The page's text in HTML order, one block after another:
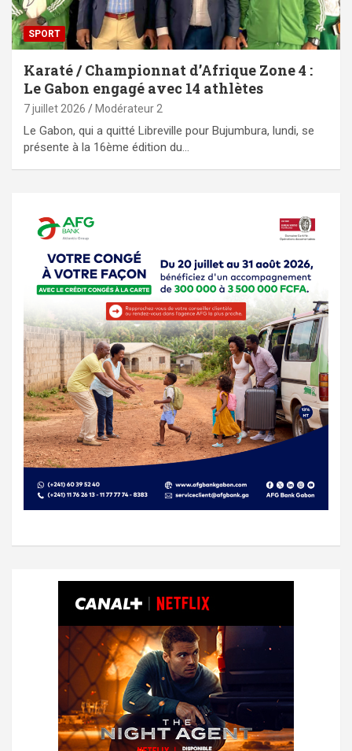
SPORT
Karaté / Championnat d’Afrique Zone 4 :
Le Gabon engagé avec 14 athlètes
7 juillet 2026 Modérateur 2
Le Gabon, qui a quitté Libreville pour Bujumbura, lundi, se
présente à la 16ème édition du…